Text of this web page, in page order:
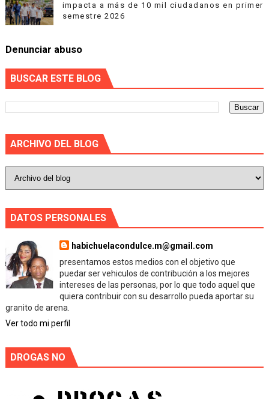
impacta a más de 10 mil ciudadanos en primer
semestre 2026
Denunciar abuso
BUSCAR ESTE BLOG
ARCHIVO DEL BLOG
DATOS PERSONALES
habichuelacondulce.m@gmail.com
presentamos estos medios con el objetivo que
puedar ser vehiculos de contribución a los mejores
intereses de las personas, por lo que todo aquel que
quiera contribuir con su desarrollo pueda aportar su
granito de arena.
Ver todo mi perfil
DROGAS NO